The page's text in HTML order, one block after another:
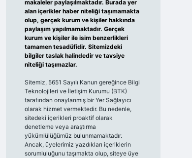
makaleler paylaşılmaktadır. Burada yer
alan içerikler haber niteliği taşımamakta
olup, gerçek kurum ve kişiler hakkında
paylaşım yapılmamaktadır. Gerçek
kurum ve kişiler ile isim benzerlikleri
tamamen tesadüfidir. Sitemizdeki
bilgiler taslak halindedir ve tavsiye
niteliği taşımazlar.
Sitemiz, 5651 Sayılı Kanun gereğince Bilgi
Teknolojileri ve İletişim Kurumu (BTK)
tarafından onaylanmış bir Yer Sağlayıcı
olarak hizmet vermektedir. Bu nedenle,
sitedeki içerikleri proaktif olarak
denetleme veya araştırma
yükümlülüğümüz bulunmamaktadır.
Ancak, üyelerimiz yazdıkları içeriklerin
sorumluluğunu taşımakta olup, siteye üye